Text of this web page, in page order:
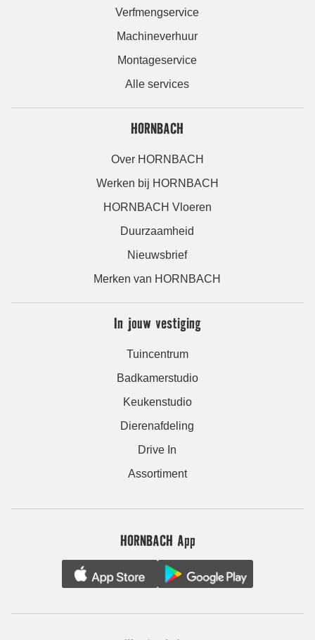
Verfmengservice
Machineverhuur
Montageservice
Alle services
HORNBACH
Over HORNBACH
Werken bij HORNBACH
HORNBACH Vloeren
Duurzaamheid
Nieuwsbrief
Merken van HORNBACH
In jouw vestiging
Tuincentrum
Badkamerstudio
Keukenstudio
Dierenafdeling
Drive In
Assortiment
HORNBACH App